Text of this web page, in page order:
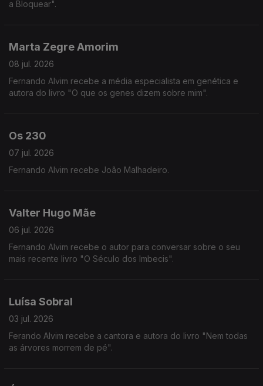
a Bloquear".
Marta Zegre Amorim
08 jul. 2026
Fernando Alvim recebe a média especialista em genética e
autora do livro "O que os genes dizem sobre mim".
Os 230
07 jul. 2026
Fernando Alvim recebe João Malhadeiro.
Valter Hugo Mãe
06 jul. 2026
Fernando Alvim recebe o autor para conversar sobre o seu
mais recente livro "O Século dos Imbecis".
Luísa Sobral
03 jul. 2026
Ferando Alvim recebe a cantora e autora do livro "Nem todas
as árvores morrem de pé".